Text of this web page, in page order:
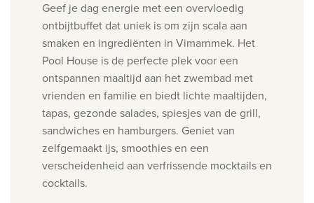
Geef je dag energie met een overvloedig
ontbijtbuffet dat uniek is om zijn scala aan
smaken en ingrediënten in Vimarnmek. Het
Pool House is de perfecte plek voor een
ontspannen maaltijd aan het zwembad met
vrienden en familie en biedt lichte maaltijden,
tapas, gezonde salades, spiesjes van de grill,
sandwiches en hamburgers. Geniet van
zelfgemaakt ijs, smoothies en een
verscheidenheid aan verfrissende mocktails en
cocktails.